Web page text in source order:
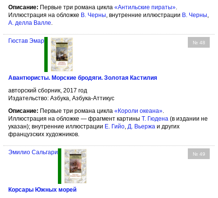
Описание: Первые три романа цикла «Антильские пираты»
Иллюстрация на обложке В. Черны , внутренние иллюстрации В. Черны
А. делла Валле
№ 48
Гюстав Эмар
Авантюристы. Морские бродяги. Золотая Кастилия
авторский сборник, 2017 год
Издательство: Азбука, Азбука-Аттикус
Описание: Первые три романа цикла «Короли океана»
Иллюстрация на обложке — фрагмент картины Т. Гюдена (в издании не
указан); внутренние иллюстрации Е. Гийо Д. Вьержа и других
французских художников.
№ 49
Эмилио Сальгари
Корсары Южных морей